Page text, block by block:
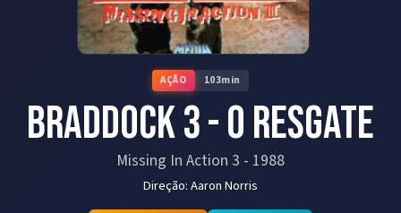
AÇÃO 103min
Braddock 3 - O Resgate
Missing In Action 3 - 1988
Direção:Aaron Norris